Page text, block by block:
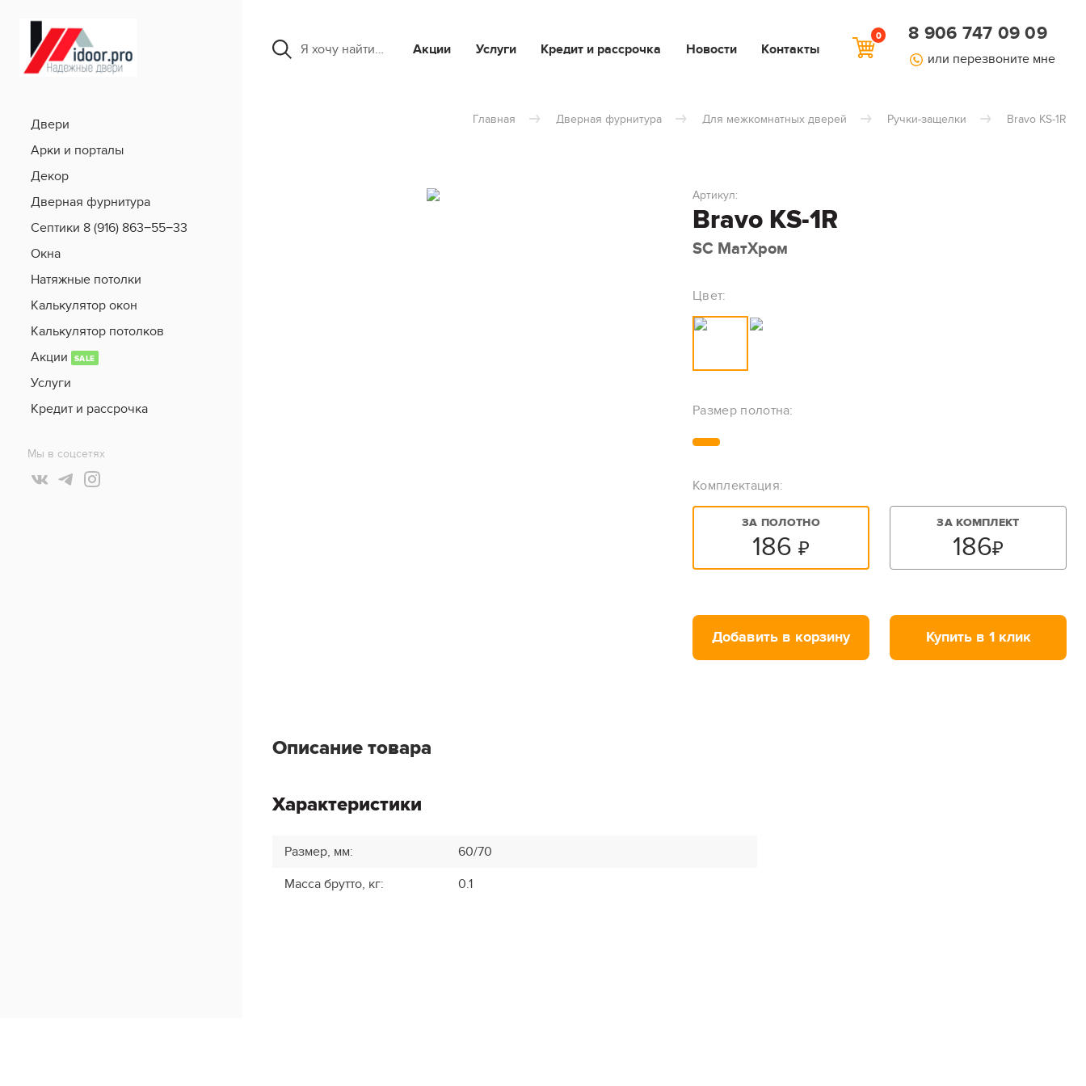
Я хочу найти… Акции Услуги Кредит и рассрочка Новости Контакты
0 8 906 747 09 09
или перезвоните мне
Двери
Арки и порталы
Декор
Дверная фурнитура
Септики 8 (916) 863−55−33
Окна
Натяжные потолки
Калькулятор окон
Калькулятор потолков
Акции
SALE
Услуги
Кредит и рассрочка
Мы в соцсетях
Главная Дверная фурнитура Для межкомнатных дверей Ручки-защелки Bravo KS-1R
Bravo KS-1R
Артикул:
SC МатХром
Цвет:
Размер полотна:
Комплектация:
ЗА ПОЛОТНО
186 ₽
ЗА КОМПЛЕКТ
186₽
Добавить в корзину Купить в 1 клик
Описание товара
Характеристики
Размер, мм:
60/70
Масса брутто, кг: 0.1